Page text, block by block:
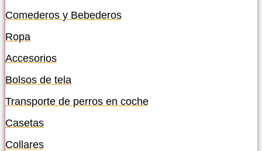
Comederos y Bebederos
Ropa
Accesorios
Bolsos de tela
Transporte de perros en coche
Casetas
Collares